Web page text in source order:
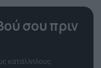
σου πριν